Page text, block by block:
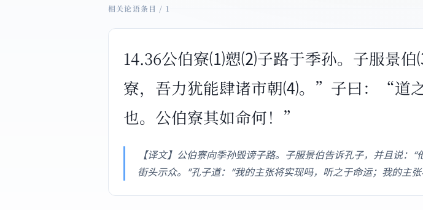
相关论语条目 / 1
14.36公伯寮⑴愬⑵子路于季孙。子服景
寮，吾力犹能肆诸市朝⑷。”子曰：“道
也。公伯寮其如命何！”
【译文】公伯寮向季孙毁谤子路。子服景伯告诉孔子，并且说
街头示众。”孔子道：“我的主张将实现吗，听之于命运；我的主